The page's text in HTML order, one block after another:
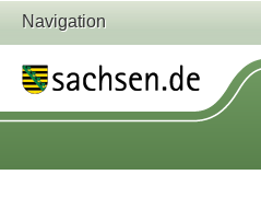
Navigation